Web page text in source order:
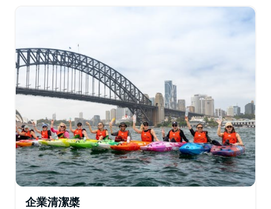
出爐的司康餅、濃鬱的雙倍奶油…
企業清潔槳